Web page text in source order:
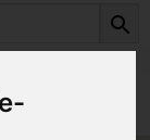
& Müsli